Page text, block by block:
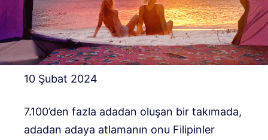
10 Şubat 2024
7.100’den fazla adadan oluşan bir takımada,
adadan adaya atlamanın onu Filipinler